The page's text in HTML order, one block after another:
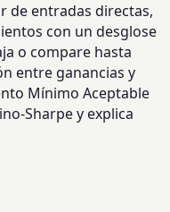
de entradas directas,
con un desglose
o compare hasta
entre ganancias y
Mínimo Aceptable
Sharpe y explica